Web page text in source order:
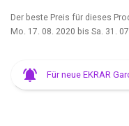
Der beste Preis für dieses
Mo. 17. 08. 2020 bis Sa. 31.
Für neue EKRAR